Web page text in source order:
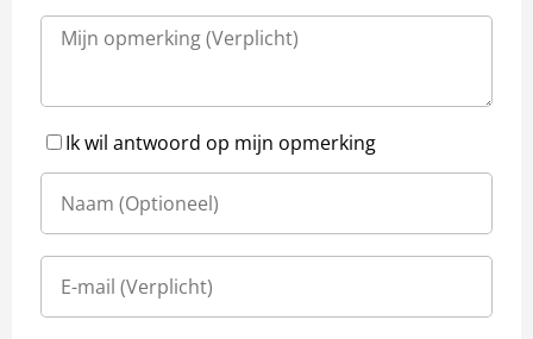
Ik wil antwoord op mijn opmerking